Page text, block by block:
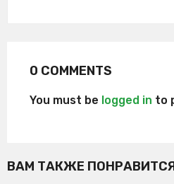
0 COMMENTS
You must be logged in to
ВАМ ТАКЖЕ